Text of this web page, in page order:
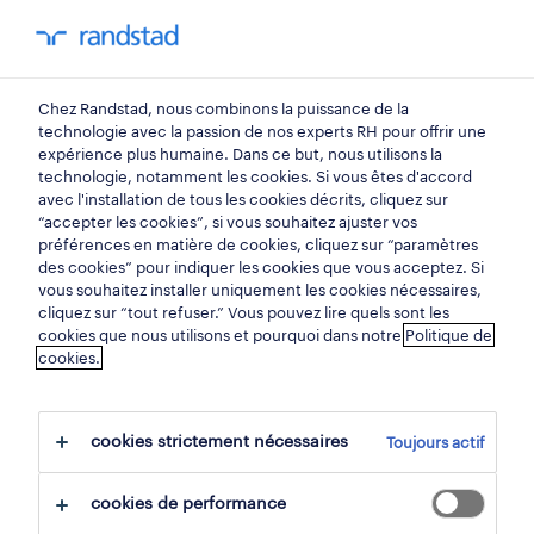
trouvez votre prochain
emploi
chercher 5 offres d'emploi
5 opérateur de machine emplois
filtre
filtres sélectionnés:
Chez Randstad, nous combinons la puissance de la
technologie avec la passion de nos experts RH pour offrir une
expérience plus humaine. Dans ce but, nous utilisons la
technologie, notamment les cookies. Si vous êtes d'accord
avec l'installation de tous les cookies décrits, cliquez sur
“accepter les cookies”, si vous souhaitez ajuster vos
préférences en matière de cookies, cliquez sur “paramètres
des cookies” pour indiquer les cookies que vous acceptez. Si
vous souhaitez installer uniquement les cookies nécessaires,
cliquez sur “tout refuser.” Vous pouvez lire quels sont les
cookies que nous utilisons et pourquoi dans notre Politique de
cookies.
cookies strictement nécessaires Toujours actif
cookies de performance